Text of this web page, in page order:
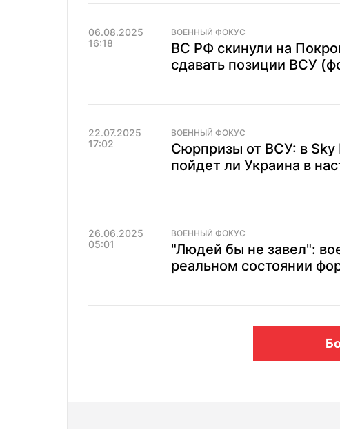
06.08.2025
16:18
ВОЕННЫЙ ФОКУС
ВС РФ скинули на
сдавать позиции ВСУ
22.07.2025
17:02
ВОЕННЫЙ ФОКУС
Сюрпризы от ВСУ: в Sky
пойдет ли Украина в
26.06.2025
05:01
ВОЕННЫЙ ФОКУС
"Людей бы не завел":
реальном состоянии